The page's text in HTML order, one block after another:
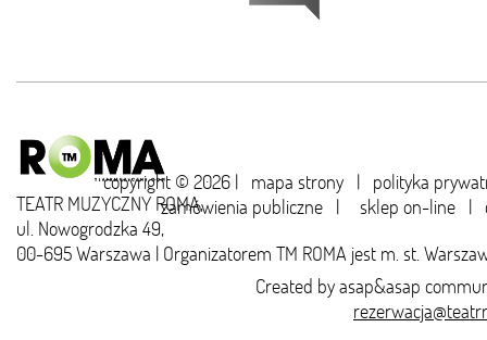
copyright © 2026 | mapa strony | polityka
zamówienia publiczne | sklep on-line |
TEATR MUZYCZNY ROMA,
ul. Nowogrodzka 49,
00-695 Warszawa | Organizatorem TM ROMA jest m. st.
Created byasap&asap